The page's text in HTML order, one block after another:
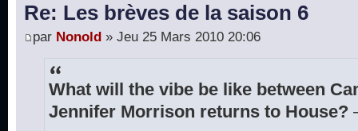
Re: Les brèves de la saison 6
par Nonold » Jeu 25 Mars 2010 20:06
What will the vibe be like between
Jennifer Morrison returns to House?